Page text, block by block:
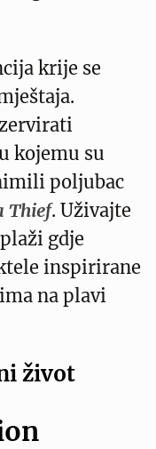
krije se
kojemu su
poljubac
Thief. Uživajte
gdje
inspirirane
na plavi
život